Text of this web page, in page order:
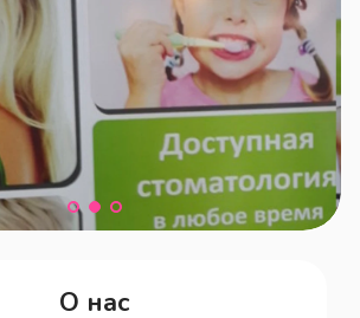
О нас